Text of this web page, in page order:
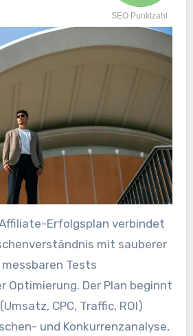
SEO Punktzahl
m‬it sauberer
Tests
Optimierung. D‬er Plan beginnt
CPC, Traffic, ROI)
u‬nd Konkurrenzanalyse,